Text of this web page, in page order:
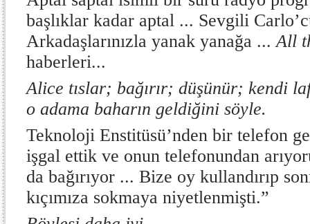
başlıklar kadar aptal ... Sevgili
Arkadaşlarınızla yanak yanağa ...All
haberleri...
Alice tıslar; bağırır; düşünür; kendi
o adama baharın geldiğini söyle.
Teknoloji Enstitüsü’nden bir telefon
işgal ettik ve onun telefonundan
da bağırıyor ... Bize oy kullandırıp
kıçımıza sokmaya niyetlenmişti.”